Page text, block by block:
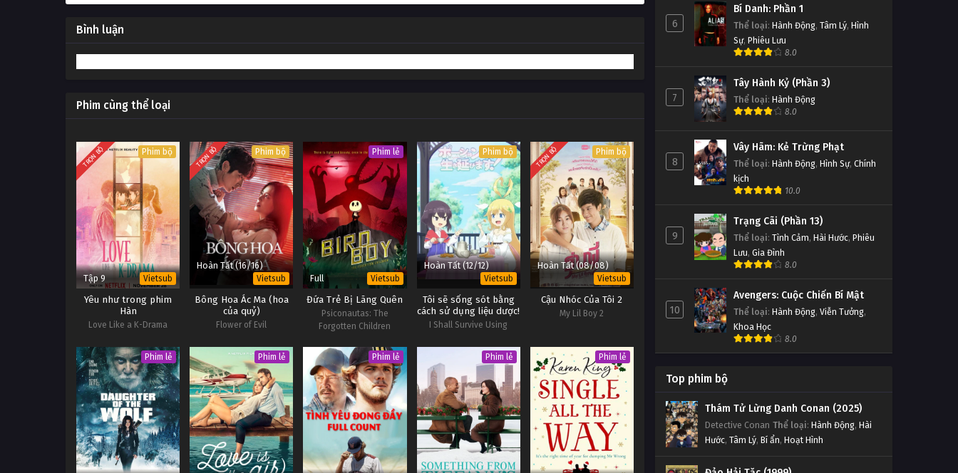
Bình luận
Phim cùng thể loại
TRỌN BỘ Phim bộ
Tập 9 Vietsub
Yêu như trong phim
Hàn
Love Like a K-Drama
TRỌN BỘ Phim bộ
Hoàn Tất (16/16)
Vietsub
Bông Hoa Ác Ma (hoa
của quỷ)
Flower of Evil
Phim lẻ
Full Vietsub
Đứa Trẻ Bị Lãng Quên
Psiconautas: The
Forgotten Children
Phim bộ
Hoàn Tất (12/12)
Vietsub
Tôi sẽ sống sót bằng
cách sử dụng liệu dược!
I Shall Survive Using
TRỌN BỘ Phim bộ
Hoàn Tất (08/08)
Vietsub
Cậu Nhóc Của Tôi 2
My Lil Boy 2
Phim lẻ Phim lẻ Phim lẻ Phim lẻ Phim lẻ
6
Bí Danh: Phần 1
Thể loại: Hành Động, Tâm Lý, Hình
Sự, Phiêu Lưu
8.0
7
Tây Hành Kỷ (Phần 3)
Thể loại: Hành Động
8.0
8
Vây Hãm: Kẻ Trừng Phạt
Thể loại: Hành Động, Hình Sự, Chính
kịch
10.0
9
Trạng Cãi (Phần 13)
Thể loại: Tình Cảm, Hài Hước, Phiêu
Lưu, Gia Đình
8.0
10
Avengers: Cuộc Chiến Bí Mật
Thể loại: Hành Động, Viễn Tưởng,
Khoa Học
8.0
Top phim bộ
Thám Tử Lừng Danh Conan (2025)
Detective Conan Thể loại: Hành Động, Hài
Hước, Tâm Lý, Bí ẩn, Hoạt Hình